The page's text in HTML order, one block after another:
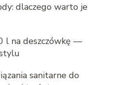
dlaczego warto je
l na deszczówkę —
sanitarne do